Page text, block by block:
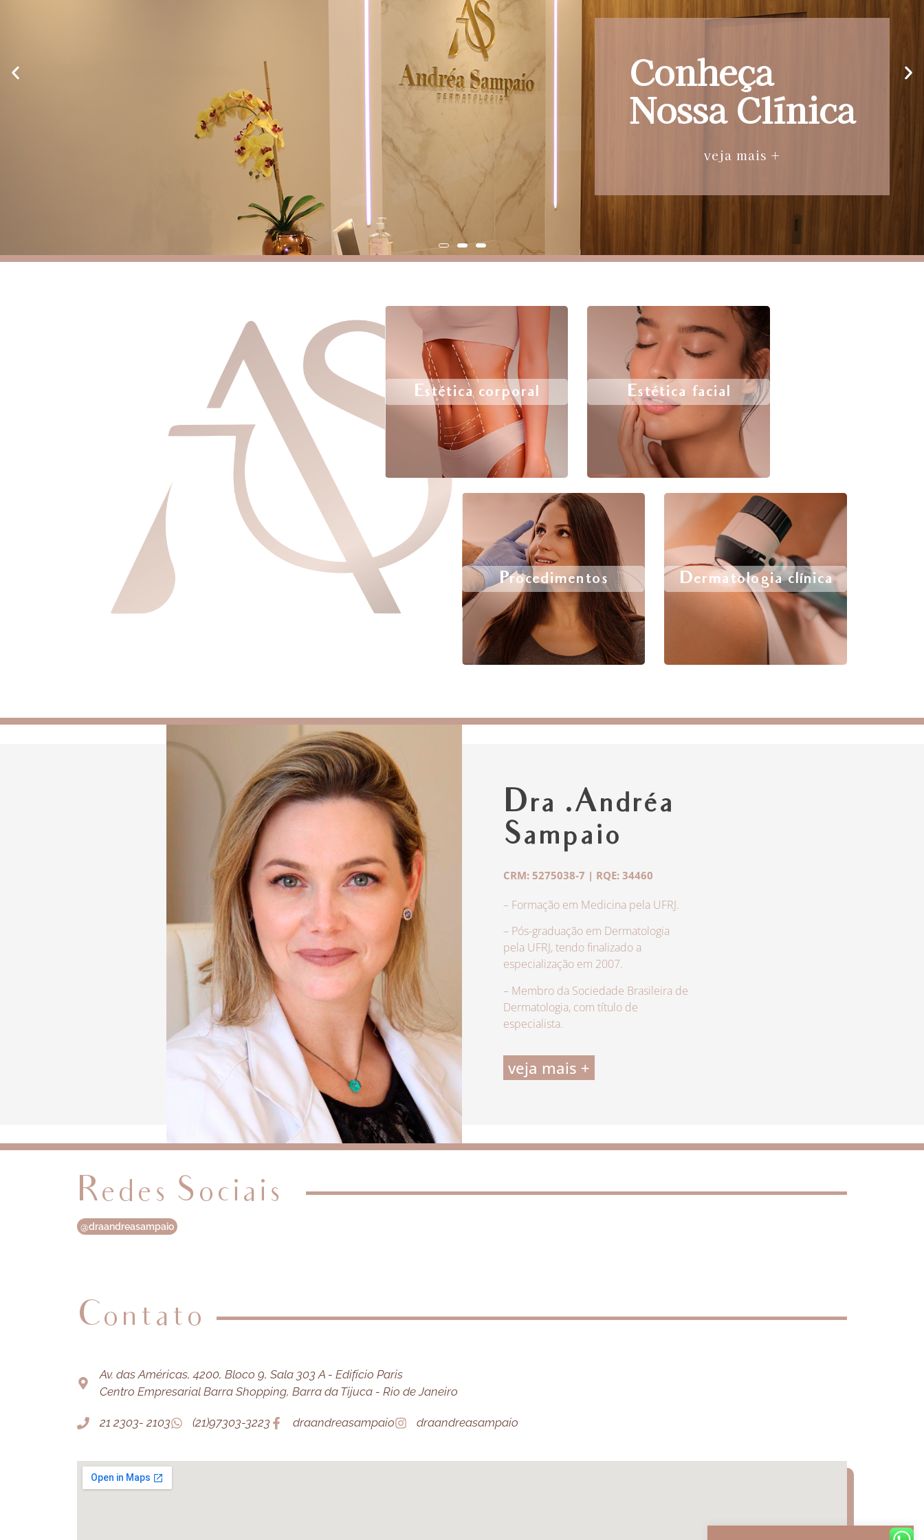
Conheça
Nossa Clínica
veja mais +
Estética corporal Estética facial
Procedimentos Dermatologia clínica
Dra .Andréa
Sampaio
CRM: 5275038-7 | RQE: 34460
– Formação em Medicina pela UFRJ.
– Pós-graduação em Dermatologia
pela UFRJ, tendo finalizado a
especialização em 2007.
– Membro da Sociedade Brasileira de
Dermatologia, com título de
especialista.
veja mais +
Redes Sociais
@draandreasampaio
Contato
Av. das Américas, 4200, Bloco 9, Sala 303 A - Edifício Paris
Centro Empresarial Barra Shopping, Barra da Tijuca - Rio de Janeiro
21 2303- 2103 (21)97303-3223 draandreasampaio draandreasampaio